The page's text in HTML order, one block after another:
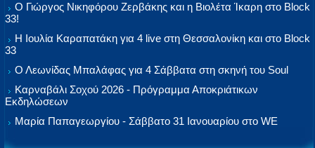
Ο Γιώργος Νικηφόρου Ζερβάκης και η Βιολέτα Ίκαρη στο Block
33!
Η Ιουλία Καραπατάκη για 4 live στη Θεσσαλονίκη και στο Block
33
Ο Λεωνίδας Μπαλάφας για 4 Σάββατα στη σκηνή του Soul
Καρναβάλι Σοχού 2026 - Πρόγραμμα Αποκριάτικων
Εκδηλώσεων
Μαρία Παπαγεωργίου - Σάββατο 31 Ιανουαρίου στο WE